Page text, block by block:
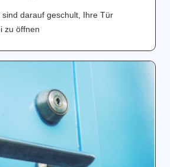
sind darauf geschult, Ihre Tür
zu öffnen